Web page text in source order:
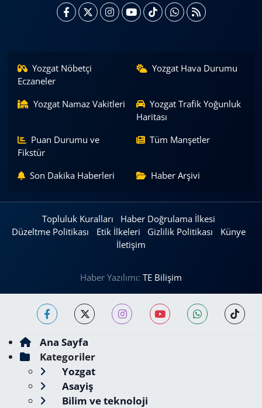
Yozgat Nöbetçi
Eczaneler
Yozgat Hava Durumu
Yozgat Namaz Vakitleri
Yozgat Trafik Yoğunluk
Haritası
Puan Durumu ve
Fikstür
Tüm Manşetler
Son Dakika Haberleri Haber Arşivi
Topluluk Kuralları
Haber Doğrulama İlkesi
Düzeltme Politikası
Etik İlkeleri Gizlilik Politikası
Künye
İletişim
Haber Yazılımı: TE Bilişim
Ana Sayfa
Kategoriler
Yozgat
Asayiş
Bilim ve teknoloji